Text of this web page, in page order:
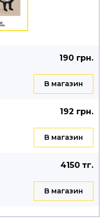
190 грн.
B магазин
192 грн.
B магазин
4150 тг.
B магазин